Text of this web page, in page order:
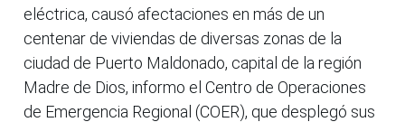
eléctrica, causó afectaciones en más de un
centenar de viviendas de diversas zonas de la
ciudad de Puerto Maldonado, capital de la región
Madre de Dios, informo el Centro de Operaciones
de Emergencia Regional (COER), que desplegó sus